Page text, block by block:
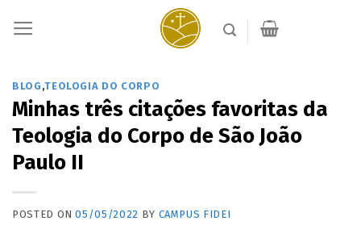
BLOG ,TEOLOGIA DO CORPO
Minhas três citações favoritas da
Teologia do Corpo de São João
Paulo II
POSTED ON05/05/2022 BY CAMPUS FIDEI